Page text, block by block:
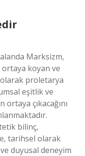
Marksizm,
ortaya koyan ve
proletarya
eşitlik ve
çıkacağını
bilinç,
tarihsel olarak
duyusal deneyim